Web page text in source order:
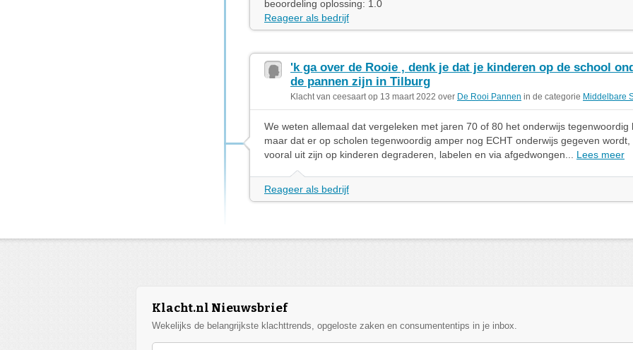
beoordeling oplossing: 1.0
Reageer als bedrijf
'k ga over de Rooie , denk je dat je kinderen op de school
de pannen zijn in Tilburg
Klacht van ceesaart op 13 maart 2022 over De Rooi Pannen in de categorie Middelbare
We weten allemaal dat vergeleken met jaren 70 of 80 het onderwijs tegenwoordig
maar dat er op scholen tegenwoordig amper nog ECHT onderwijs gegeven
vooral uit zijn op kinderen degraderen, labelen en via afgedwongen... Lees meer
Reageer als bedrijf
Klacht.nl Nieuwsbrief
Wekelijks de belangrijkste klachttrends, opgeloste zaken en consumententips in je inbox.